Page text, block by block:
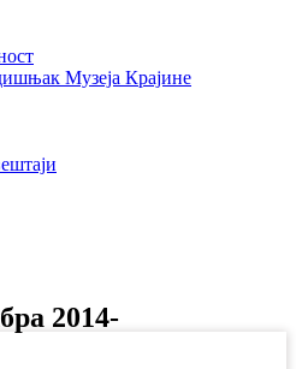
Музеја Крајине
2014-